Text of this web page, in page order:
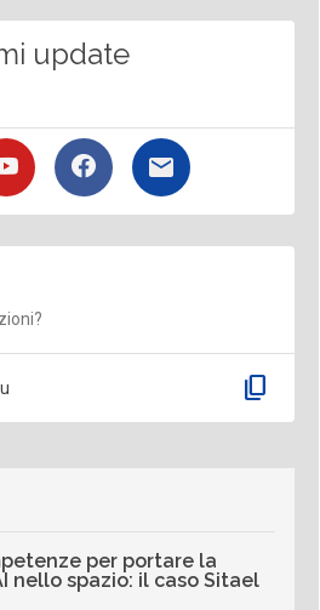
update
content_copy
per portare la
nello spazio: il caso Sitael